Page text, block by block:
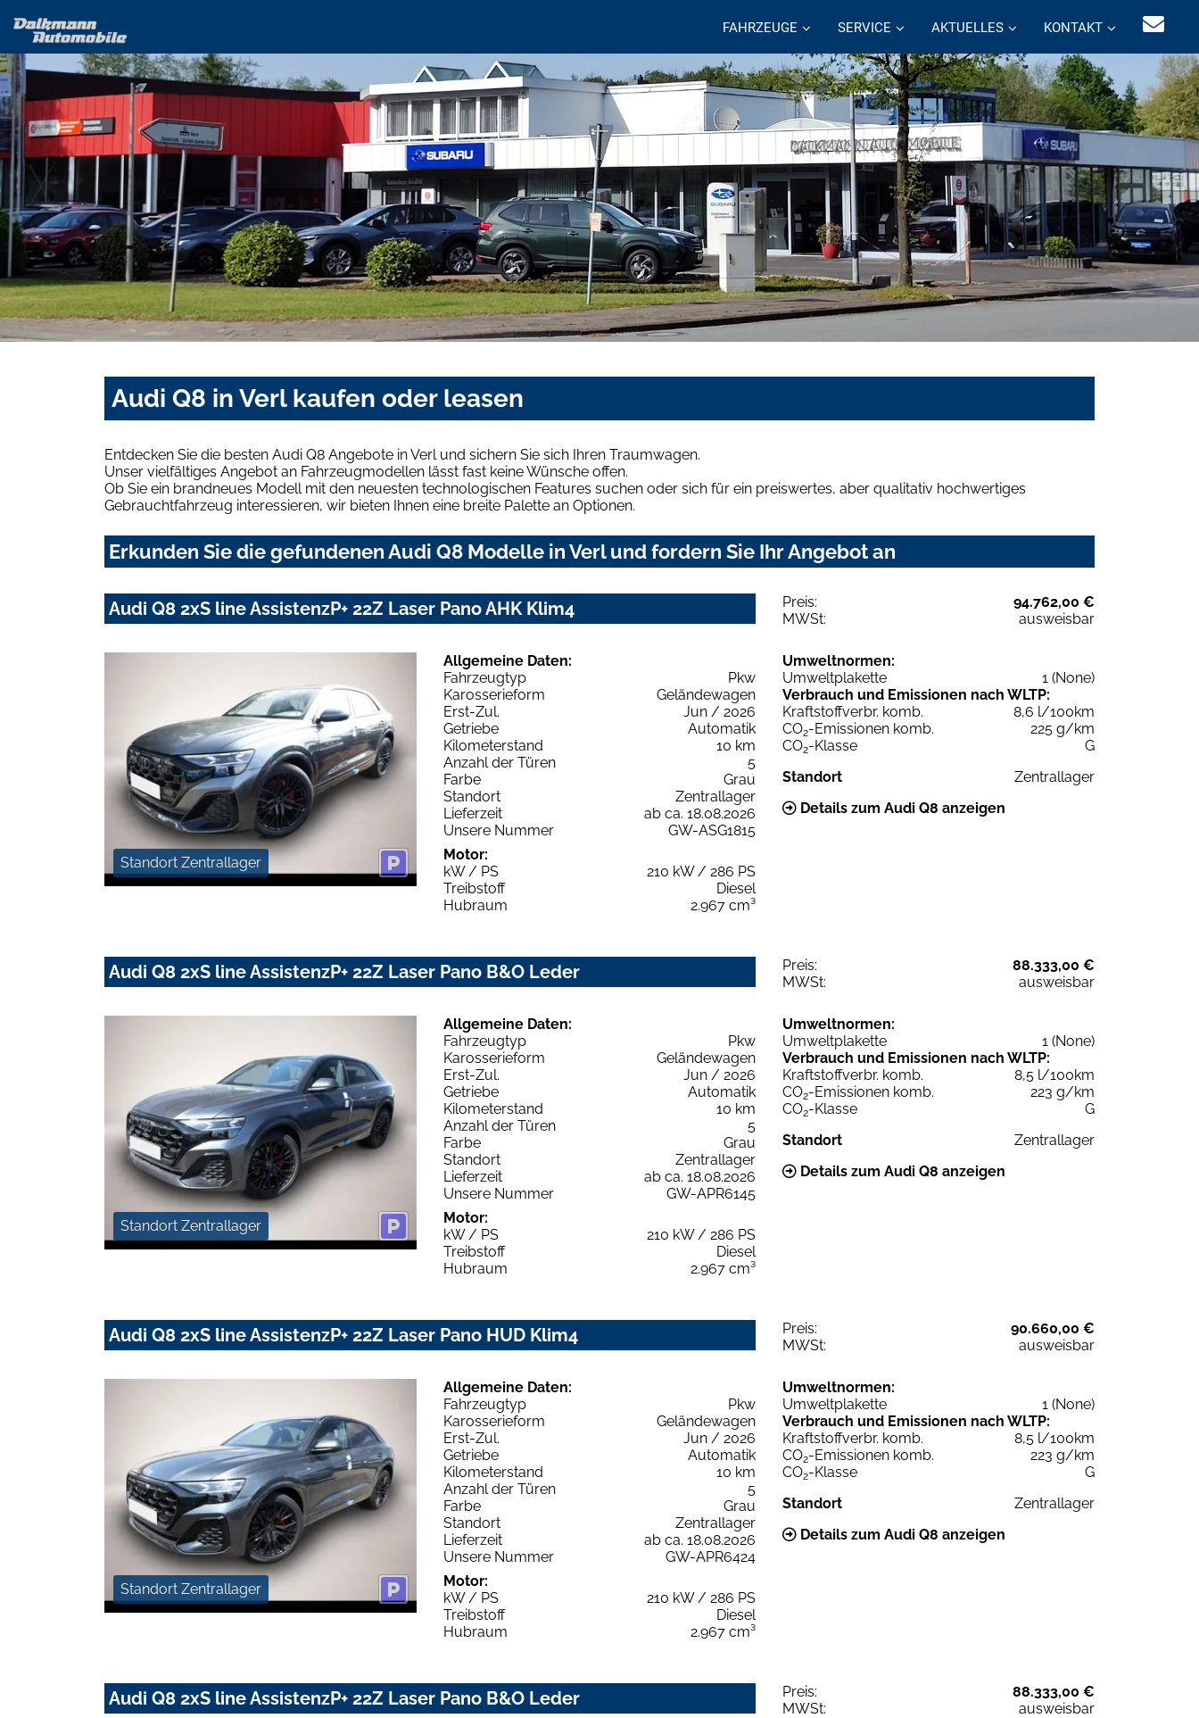
FAHRZEUGE SERVICE AKTUELLES KONTAKT
Audi Q8 in Verl kaufen oder leasen
Entdecken Sie die besten Audi Q8 Angebote in Verl und sichern Sie sich Ihren Traumwagen.
Unser vielfältiges Angebot an Fahrzeugmodellen lässt fast keine Wünsche offen.
Ob Sie ein brandneues Modell mit den neuesten technologischen Features suchen oder sich für ein preiswertes, aber qualitativ hochwertiges
Gebrauchtfahrzeug interessieren, wir bieten Ihnen eine breite Palette an Optionen.
Erkunden Sie die gefundenen Audi Q8 Modelle in Verl und fordern Sie Ihr Angebot an
Audi Q8 2xS line AssistenzP+ 22Z Laser Pano AHK Klim4 Preis:
94.762,00 €
MWSt:
ausweisbar
Standort Zentrallager
Allgemeine Daten:
Fahrzeugtyp
Pkw
Karosserieform
Geländewagen
Erst-Zul.
Jun / 2026
Getriebe
Automatik
Kilometerstand
10 km
Anzahl der Türen
5
Farbe
Grau
Standort
Zentrallager
Lieferzeit
ab ca. 18.08.2026
Unsere Nummer
GW-ASG1815
Motor:
kW / PS
210 kW / 286 PS
Treibstoff
Diesel
Hubraum
2.967 cm³
Umweltnormen:
Umweltplakette
1 (None)
Verbrauch und Emissionen nach WLTP:
Kraftstoffverbr. komb.
8,6 l/100km
CO2-Emissionen komb.
225 g/km
CO2-Klasse
G
Standort
Zentrallager
Details zum Audi Q8 anzeigen
Audi Q8 2xS line AssistenzP+ 22Z Laser Pano B&O Leder Preis:
88.333,00 €
MWSt:
ausweisbar
Standort Zentrallager
Allgemeine Daten:
Fahrzeugtyp
Pkw
Karosserieform
Geländewagen
Erst-Zul.
Jun / 2026
Getriebe
Automatik
Kilometerstand
10 km
Anzahl der Türen
5
Farbe
Grau
Standort
Zentrallager
Lieferzeit
ab ca. 18.08.2026
Unsere Nummer
GW-APR6145
Motor:
kW / PS
210 kW / 286 PS
Treibstoff
Diesel
Hubraum
2.967 cm³
Umweltnormen:
Umweltplakette
1 (None)
Verbrauch und Emissionen nach WLTP:
Kraftstoffverbr. komb.
8,5 l/100km
CO2-Emissionen komb.
223 g/km
CO2-Klasse
G
Standort
Zentrallager
Details zum Audi Q8 anzeigen
Audi Q8 2xS line AssistenzP+ 22Z Laser Pano HUD Klim4 Preis:
90.660,00 €
MWSt:
ausweisbar
Standort Zentrallager
Allgemeine Daten:
Fahrzeugtyp
Pkw
Karosserieform
Geländewagen
Erst-Zul.
Jun / 2026
Getriebe
Automatik
Kilometerstand
10 km
Anzahl der Türen
5
Farbe
Grau
Standort
Zentrallager
Lieferzeit
ab ca. 18.08.2026
Unsere Nummer
GW-APR6424
Motor:
kW / PS
210 kW / 286 PS
Treibstoff
Diesel
Hubraum
2.967 cm³
Umweltnormen:
Umweltplakette
1 (None)
Verbrauch und Emissionen nach WLTP:
Kraftstoffverbr. komb.
8,5 l/100km
CO2-Emissionen komb.
223 g/km
CO2-Klasse
G
Standort
Zentrallager
Details zum Audi Q8 anzeigen
Audi Q8 2xS line AssistenzP+ 22Z Laser Pano B&O Leder Preis:
88.333,00 €
MWSt:
ausweisbar